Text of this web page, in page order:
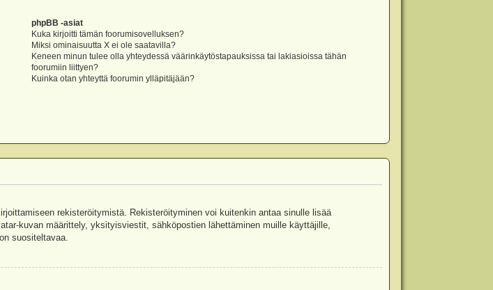
phpBB -asiat
Kuka kirjoitti tämän foorumisovelluksen?
Miksi ominaisuutta X ei ole saatavilla?
Keneen minun tulee olla yhteydessä väärinkäytöstapauksissa tai lakiasioissa tähän
foorumiin liittyen?
Kuinka otan yhteyttä foorumin ylläpitäjään?
rekisteröitymistä. Rekisteröityminen voi kuitenkin antaa sinulle lisää
kuvan määrittely, yksityisviestit, sähköpostien lähettäminen muille käyttäjille,
suositeltavaa.